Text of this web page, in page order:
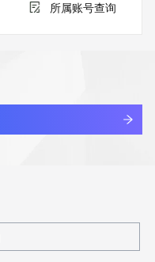
所属账号查询